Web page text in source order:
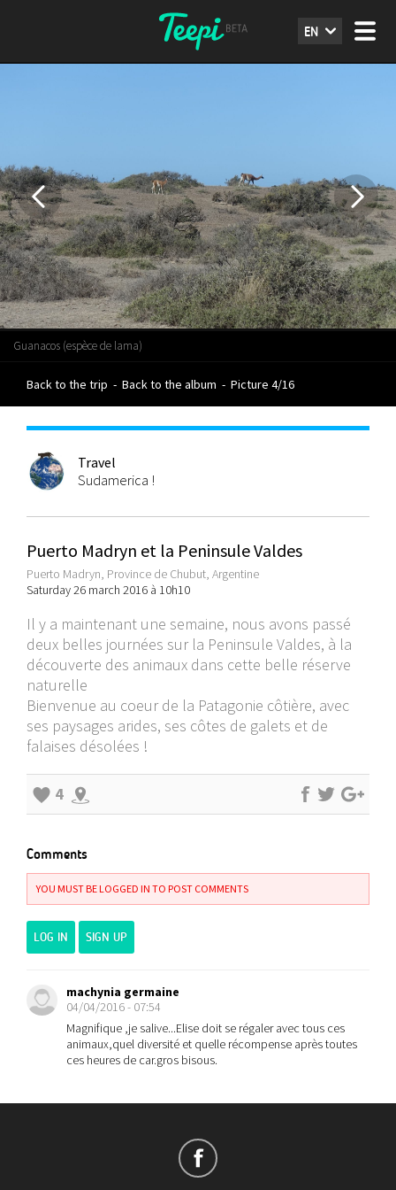
EN
Guanacos (espèce de lama)
Back to the trip - Back to the album - Picture 4/16
Travel
Sudamerica !
Puerto Madryn et la Peninsule Valdes
Puerto Madryn, Province de Chubut, Argentine
Saturday 26 march 2016 à 10h10
Il y a maintenant une semaine, nous avons passé
deux belles journées sur la Peninsule Valdes, à la
découverte des animaux dans cette belle réserve
naturelle
Bienvenue au coeur de la Patagonie côtière, avec
ses paysages arides, ses côtes de galets et de
falaises désolées !
4
Comments
YOU MUST BE LOGGED IN TO POST COMMENTS
LOG IN SIGN UP
machynia germaine
04/04/2016 - 07:54
Magnifique ,je salive...Elise doit se régaler avec tous ces
animaux,quel diversité et quelle récompense après toutes
ces heures de car.gros bisous.